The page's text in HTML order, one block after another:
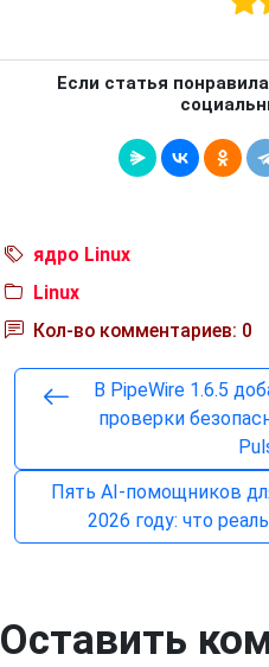
Если статья
ядро Linux
Linux
Кол-во комментариев: 0
В PipeWire 1.6.5
проверки
Пять AI-помощников
2026 году: что
Оставить